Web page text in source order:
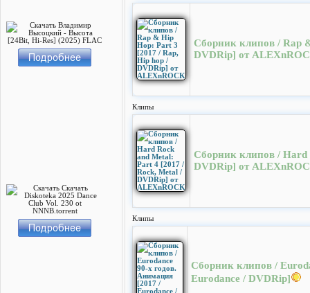
Сборник клипов / Rap
DVDRip] от
Клипы
Сборник клипов / Hard
DVDRip] от
Клипы
Сборник клипов /
Eurodance / DVDRip]